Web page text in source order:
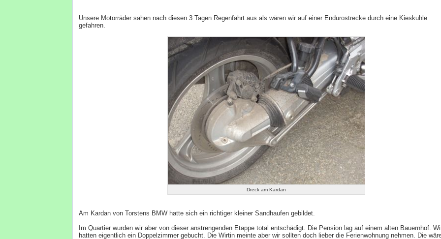
Unsere Motorräder sahen nach diesen 3 Tagen Regenfahrt aus als wären wir auf einer Endurostrecke durch eine Kieskuhle
gefahren.
Dreck am Kardan
Am Kardan von Torstens BMW hatte sich ein richtiger kleiner Sandhaufen gebildet.
Im Quartier wurden wir aber von dieser anstrengenden Etappe total entschädigt. Die Pension lag auf einem alten Bauernhof.
hatten eigentlich ein Doppelzimmer gebucht. Die Wirtin meinte aber wir sollten doch lieber die Ferienwohnung nehmen. Die